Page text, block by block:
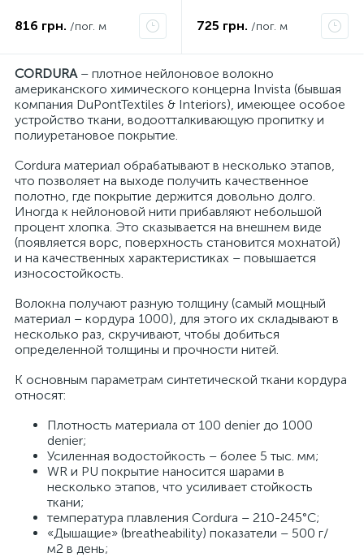
816 грн. /пог. м 725 грн. /пог. м
CORDURA – плотное нейлоновое волокно
американского химического концерна Invista (бывшая
компания DuPontTextiles & Interiors), имеющее особое
устройство ткани, водоотталкивающую пропитку и
полиуретановое покрытие.
Cordura материал обрабатывают в несколько этапов,
что позволяет на выходе получить качественное
полотно, где покрытие держится довольно долго.
Иногда к нейлоновой нити прибавляют небольшой
процент хлопка. Это сказывается на внешнем виде
(появляется ворс, поверхность становится мохнатой)
и на качественных характеристиках – повышается
износостойкость.
Волокна получают разную толщину (самый мощный
материал – кордура 1000), для этого их складывают в
несколько раз, скручивают, чтобы добиться
определенной толщины и прочности нитей.
К основным параметрам синтетической ткани кордура
относят:
Плотность материала от 100 denier до 1000
denier;
Усиленная водостойкость – более 5 тыс. мм;
WR и PU покрытие наносится шарами в
несколько этапов, что усиливает стойкость
ткани;
температура плавления Cordura – 210-245°C;
«Дышащие» (breatheability) показатели – 500 г/
м2 в день;